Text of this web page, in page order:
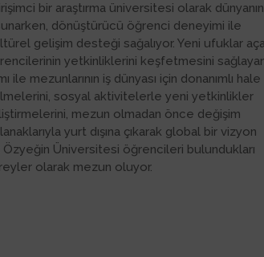
bir araştırma üniversitesi olarak dünyanın
dönüştürücü öğrenci deneyimi ile
gelişim desteği sağalıyor. Yeni ufuklar
yetkinliklerini keşfetmesini
ile mezunlarının iş dünyası için donanımlı hale
sosyal aktivitelerle yeni yetkinlikler
mezun olmadan önce değişim
yurt dışına çıkarak global bir vizyon
Üniversitesi öğrencileri bulundukları
olarak mezun oluyor.